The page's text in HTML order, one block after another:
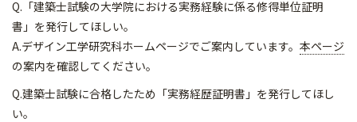
Q.「建築士試験の大学院における実務経験に係る修得単位証明
書」を発行してほしい。
A.デザイン工学研究科ホームページでご案内しています。 本ページ
の案内を確認してください。
Q.建築士試験に合格したため「実務経歴証明書」を発行してほし
い。